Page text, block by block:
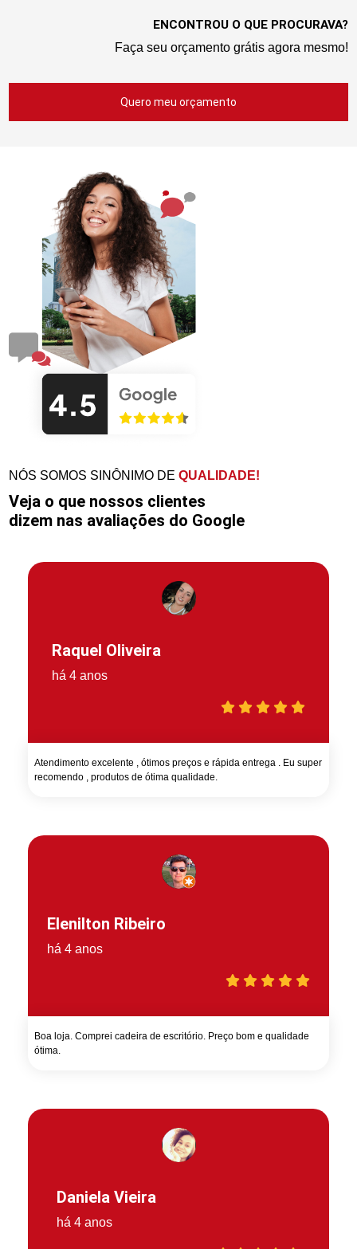
ENCONTROU O QUE PROCURAVA?
Faça seu orçamento grátis agora mesmo!
Quero meu orçamento
NÓS SOMOS SINÔNIMO DEQUALIDADE!
Veja o que nossos clientes
dizem nas avaliações do Google
Raquel Oliveira
há 4 anos
Atendimento excelente , ótimos preços e rápida entrega . Eu super
recomendo , produtos de ótima qualidade.
Elenilton Ribeiro
há 4 anos
Boa loja. Comprei cadeira de escritório. Preço bom e qualidade
ótima.
Daniela Vieira
há 4 anos